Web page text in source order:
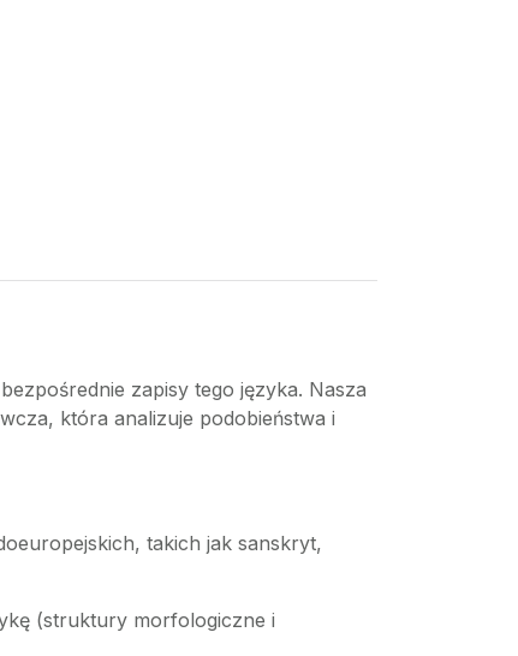
zapisy tego języka. Nasza
która analizuje podobieństwa i
takich jak sanskryt,
(struktury morfologiczne i